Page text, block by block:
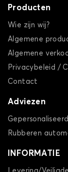
Producten
Wie zijn wij?
Algemene
Algemene
Privacybeleid /
Contact
Adviezen
Rubberen
INFORMATIE